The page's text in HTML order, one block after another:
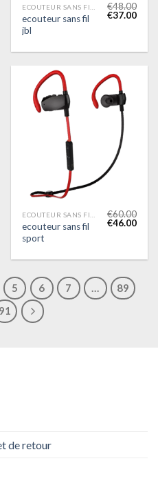
ecouteur sans fil
jbl
€48.00
€37.00
ecouteur sans fil
sport
€60.00
€46.00
5 6 7
89
91
de retour